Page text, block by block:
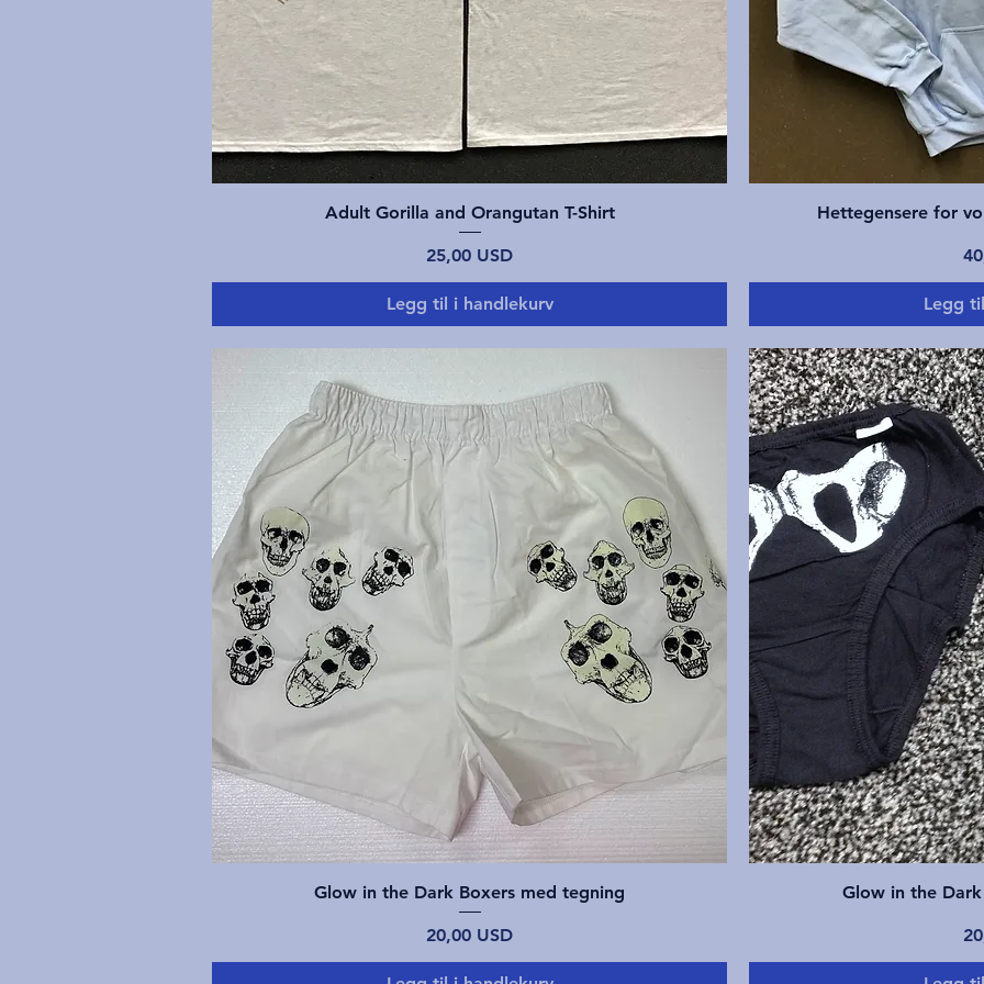
Hurtigvisning
Adult Gorilla and Orangutan T-Shirt
Pris
25,00 USD
Legg til i handlekurv
Hettegensere for
Legg
Hurtigvisning
Glow in the Dark Boxers med tegning
Pris
20,00 USD
Glow in the